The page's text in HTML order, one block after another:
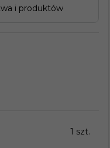
i produktów
1 szt.